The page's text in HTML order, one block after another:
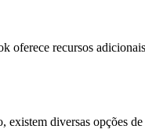
recursos
diversas opções